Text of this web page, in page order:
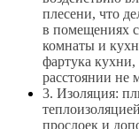
плесени, что
в помещениях
комнаты и
фартука
расстоянии не
3. Изоляция:
прослоек и